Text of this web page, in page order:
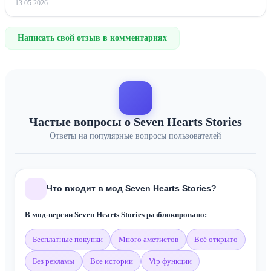
13.05.2026
Написать свой отзыв в комментариях
Частые вопросы о Seven Hearts Stories
Ответы на популярные вопросы пользователей
Что входит в мод Seven Hearts Stories?
В мод-версии Seven Hearts Stories разблокировано:
бесплатные покупки много аметистов всё открыто
без рекламы все истории vip функции